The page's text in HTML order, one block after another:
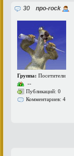
30 npo-rock
Группа: Посетители
--
Публикаций: 0
Комментариев: 4